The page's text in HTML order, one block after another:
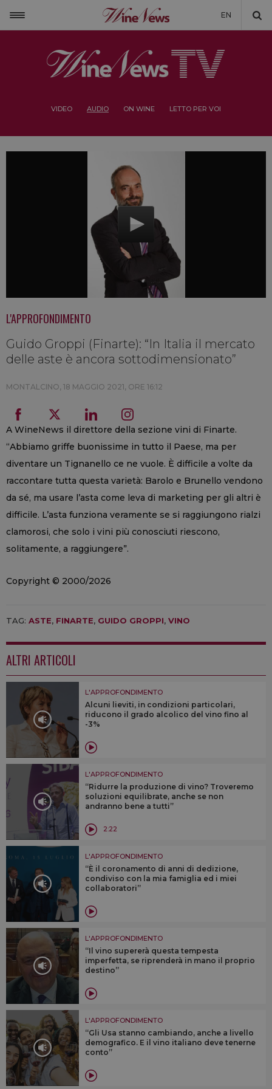
EN
VIDEO AUDIO ON WINE LETTO PER VOI
L'APPROFONDIMENTO
Guido Groppi (Finarte): “In Italia il mercato
delle aste è ancora sottodimensionato”
MONTALCINO, 18 MAGGIO 2021, ORE 16:12
A WineNews il direttore della sezione vini di Finarte.
“Abbiamo griffe buonissime in tutto il Paese, ma per
diventare un Tignanello ce ne vuole. È difficile a volte da
raccontare tutta questa varietà: Barolo e Brunello vendono
da sé, ma usare l’asta come leva di marketing per gli altri è
difficile. L’asta funziona veramente se si raggiungono rialzi
clamorosi, che solo i vini più conosciuti riescono,
solitamente, a raggiungere”.
Copyright © 2000/2026
TAG: ASTE, FINARTE, GUIDO GROPPI, VINO
ALTRI ARTICOLI
L'APPROFONDIMENTO
Alcuni lieviti, in condizioni particolari,
riducono il grado alcolico del vino fino al
-3%
L'APPROFONDIMENTO
“Ridurre la produzione di vino? Troveremo
soluzioni equilibrate, anche se non
andranno bene a tutti”
2:22
L'APPROFONDIMENTO
“È il coronamento di anni di dedizione,
condiviso con la mia famiglia ed i miei
collaboratori”
L'APPROFONDIMENTO
“Il vino supererà questa tempesta
imperfetta, se riprenderà in mano il proprio
destino”
L'APPROFONDIMENTO
“Gli Usa stanno cambiando, anche a livello
demografico. E il vino italiano deve tenerne
conto”